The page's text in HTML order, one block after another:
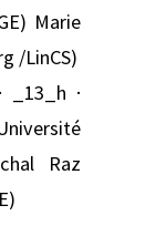
Marie
/LinCS)
_13_h ·
Raz